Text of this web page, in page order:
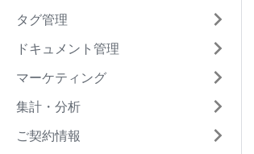
タグ管理
ドキュメント管理
マーケティング
集計・分析
ご契約情報